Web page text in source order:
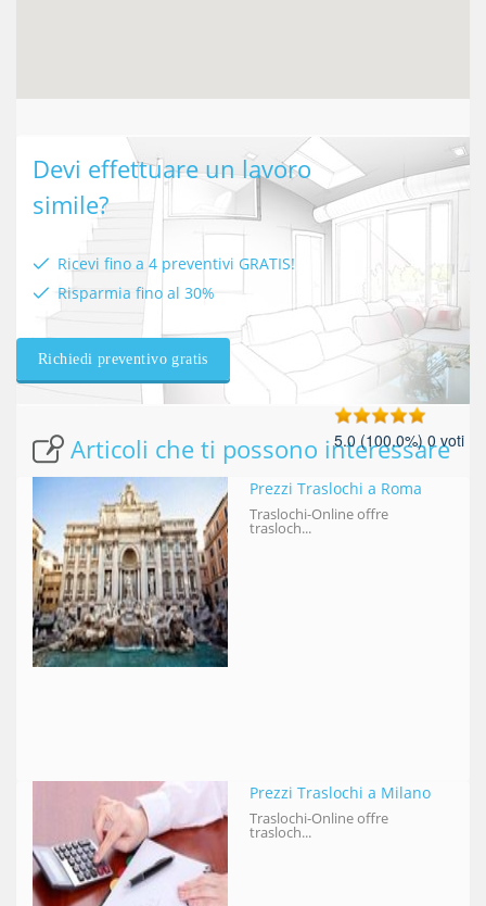
Devi effettuare un lavoro
simile?
Ricevi fino a 4 preventivi GRATIS!
Risparmia fino al 30%
Richiedi preventivo gratis
5.0(100.0%)0voti
Articoli che ti possono interessare
Prezzi Traslochi a Roma
Traslochi-Online offre
trasloch...
Prezzi Traslochi a Milano
Traslochi-Online offre
trasloch...